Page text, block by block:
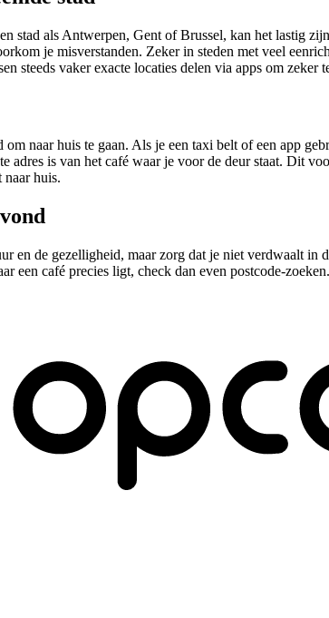
stad als Antwerpen, Gent of Brussel, kan het lastig
je misverstanden. Zeker in steden met veel
steeds vaker exacte locaties delen via apps om zeker
om naar huis te gaan. Als je een taxi belt of een app
adres is van het café waar je voor de deur staat. Dit
huis.
en de gezelligheid, maar zorg dat je niet verdwaalt
een café precies ligt, check dan even postcode-